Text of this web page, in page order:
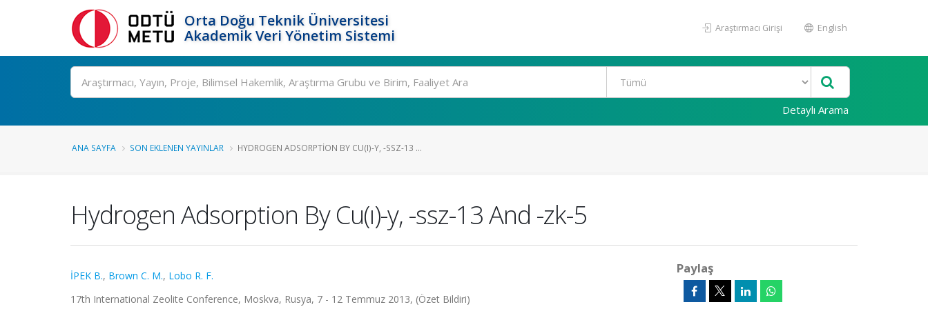
Orta Doğu Teknik Üniversitesi
Akademik Veri Yönetim Sistemi
Araştırmacı Girişi English
Ara
Detaylı Arama
ANA SAYFA SON EKLENEN YAYINLAR HYDROGEN ADSORPTION BY CU(I)-Y, -SSZ-13 ...
Hydrogen Adsorption By Cu(ı)-y, -ssz-13 And -zk-5
İPEK B., Brown C. M., Lobo R. F.
17th International Zeolite Conference, Moskva, Rusya, 7 - 12 Temmuz 2013, (Özet Bildiri)
Paylaş